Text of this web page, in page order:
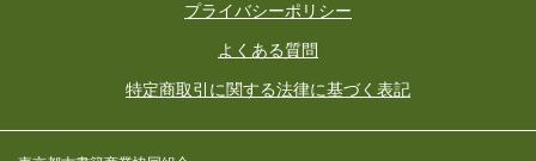
プライバシーポリシー
よくある質問
特定商取引に関する法律に基づく表記